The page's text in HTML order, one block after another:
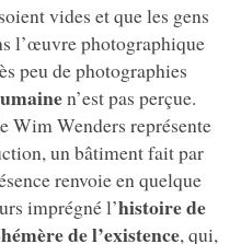
vides et que les gens
l’œuvre photographique
peu de photographies
n’est pas perçue.
Wim Wenders représente
un bâtiment fait par
renvoie en quelque
imprégné l’histoire de
de l’existence, qui,